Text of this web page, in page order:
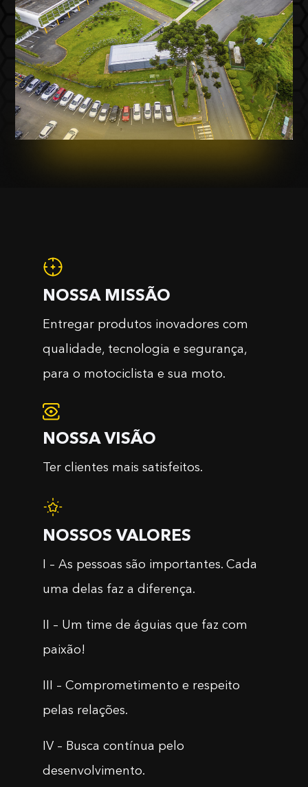
NOSSA MISSÃO
Entregar produtos inovadores com
qualidade, tecnologia e segurança,
para o motociclista e sua moto.
NOSSA VISÃO
Ter clientes mais satisfeitos.
NOSSOS VALORES
I – As pessoas são importantes. Cada
uma delas faz a diferença.
II – Um time de águias que faz com
paixão!
III – Comprometimento e respeito
pelas relações.
IV – Busca contínua pelo
desenvolvimento.